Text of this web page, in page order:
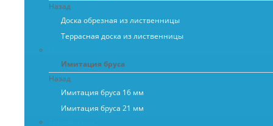
Назад
Доска обрезная из лиственницы
Террасная доска из лиственницы
Имитация бруса
Назад
Имитация бруса 16 мм
Имитация бруса 21 мм